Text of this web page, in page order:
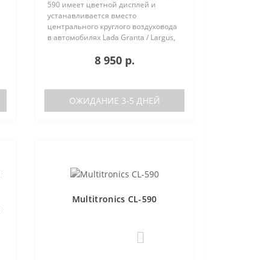
590 имеет цветной дисплей и
устанавливается вместо
центрального круглого воздуховода
в автомобилях Lada Granta / Largus,
Nissan Almera, на место
центральной вставки панели
8 950 р.
ОЖИДАНИЕ 3-5 ДНЕЙ
Multitronics CL-590